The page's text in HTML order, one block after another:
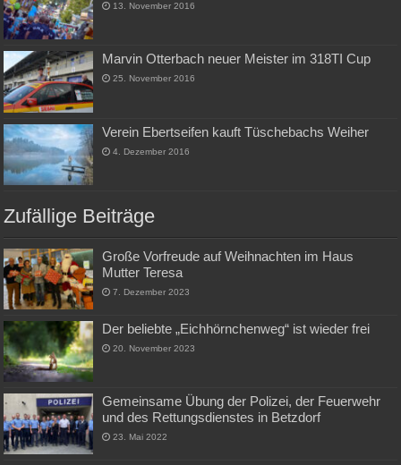
13. November 2016
Marvin Otterbach neuer Meister im 318TI Cup
25. November 2016
Verein Ebertseifen kauft Tüschebachs Weiher
4. Dezember 2016
Zufällige Beiträge
Große Vorfreude auf Weihnachten im Haus
Mutter Teresa
7. Dezember 2023
Der beliebte „Eichhörnchenweg“ ist wieder frei
20. November 2023
Gemeinsame Übung der Polizei, der Feuerwehr
und des Rettungsdienstes in Betzdorf
23. Mai 2022